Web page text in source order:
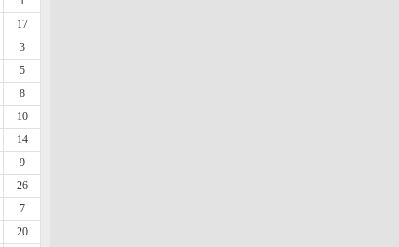
17
3
5
8
10
14
9
26
7
20